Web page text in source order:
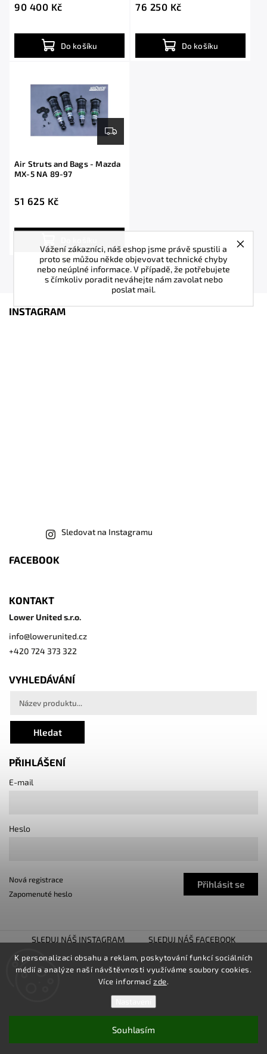
K personalizaci obsahu a reklam, poskytování funkcí sociálních
médií a analýze naší návštěvnosti využíváme soubory cookies.
Více informacízde.
Souhlasím
Vážení zákazníci, náš eshop jsme právě spustili a
proto se můžou někde objevovat technické chyby
nebo neúplné informace. V případě, že potřebujete
s čímkoliv poradit neváhejte nám zavolat nebo
poslat mail.
90 400 Kč
Do košíku
76 250 Kč
Do košíku
Air Struts and Bags - Mazda
MX-5 NA 89-97
51 625 Kč
INSTAGRAM
Sledovat na Instagramu
FACEBOOK
KONTAKT
Lower United s.r.o.
info@lowerunited.cz
+420 724 373 322
VYHLEDÁVÁNÍ
Hledat
PŘIHLÁŠENÍ
E-mail
Heslo
Přihlásit se
Nová registrace
Zapomenuté heslo
SLEDUJ NÁŠ INSTAGRAM
SLEDUJ NÁŠ FACEBOOK
TUNING SHOW TROJHALÍ
SNÍŽENO.CZ
LOWER UNITED